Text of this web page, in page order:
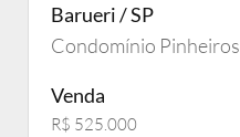
Barueri / SP
Condomínio Pinheiros
Venda
R$ 525.000